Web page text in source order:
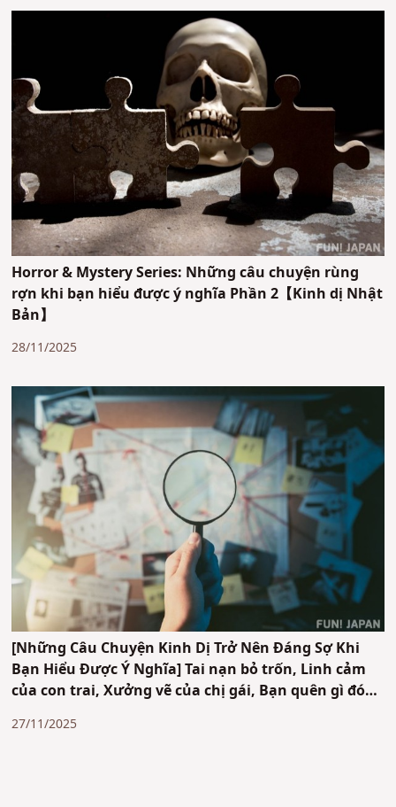
Horror & Mystery Series: Những câu chuyện rùng
rợn khi bạn hiểu được ý nghĩa Phần 2【Kinh dị Nhật
Bản】
28/11/2025
[Những Câu Chuyện Kinh Dị Trở Nên Đáng Sợ Khi
Bạn Hiểu Được Ý Nghĩa] Tai nạn bỏ trốn, Linh cảm
của con trai, Xưởng vẽ của chị gái, Bạn quên gì đó
27/11/2025